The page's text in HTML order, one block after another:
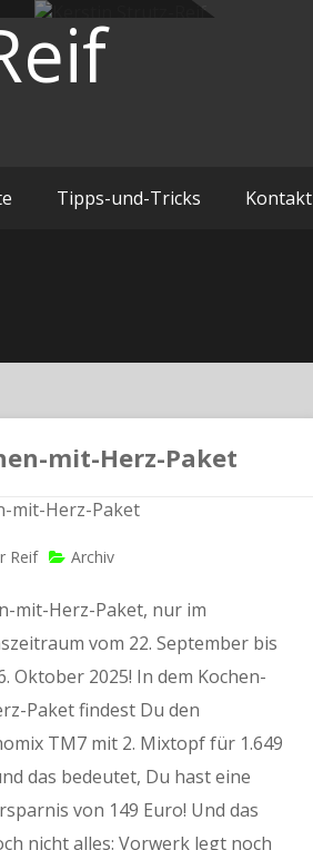
Tipps-und-Tricks Kontakt
mit-Herz-Paket
Reif Archiv
mit-Herz-Paket, nur im
vom 22. September bis
Oktober 2025! In dem Kochen-
Paket findest Du den
TM7 mit 2. Mixtopf für 1.649
das bedeutet, Du hast eine
von 149 Euro! Und das
nicht alles: Vorwerk legt noch